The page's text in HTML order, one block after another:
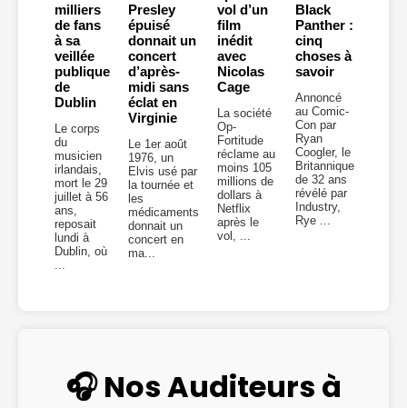
milliers
de fans
à sa
veillée
publique
de
Dublin
Le corps
du
musicien
irlandais,
mort le 29
juillet à 56
ans,
reposait
lundi à
Dublin, où
Presley
épuisé
donnait un
concert
d’après-
midi sans
éclat en
Virginie
Le 1er août
1976, un
Elvis usé par
la tournée et
les
médicaments
donnait un
concert en
ma...
vol d’un
film
inédit
avec
Nicolas
Cage
La société
Op-
Fortitude
réclame au
moins 105
millions de
dollars à
Netflix
après le
vol, ...
Black
Panther :
cinq
choses à
savoir
Annoncé
au Comic-
Con par
Ryan
Coogler, le
Britannique
de 32 ans
révélé par
Industry,
Rye ...
🎧 Nos Auditeurs à